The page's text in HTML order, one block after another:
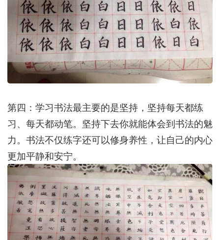
第四：学习书法最主要的是坚持，坚持每天都练
习、每天都动笔。坚持下去你就能体会到书法的魅
力。书法不仅练字还可以修身养性，让自己的内心
更加平静和安宁。